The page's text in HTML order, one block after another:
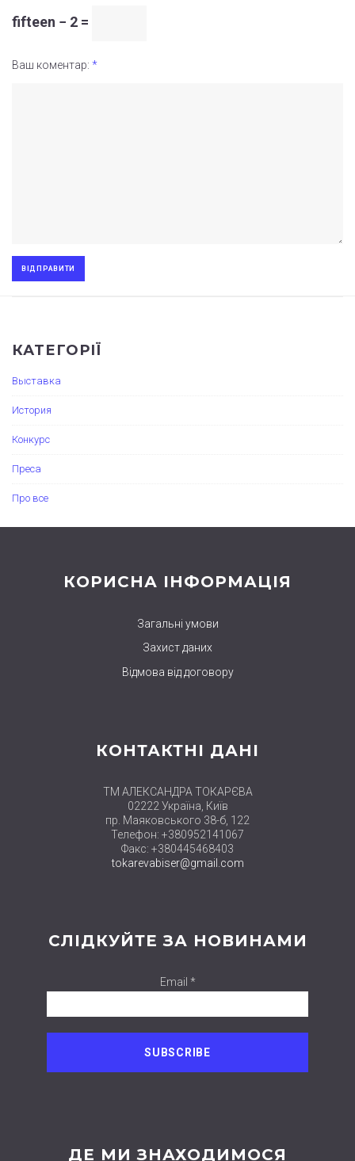
fifteen − 2 =
Ваш коментар: *
КАТЕГОРІЇ
Выставка
История
Конкурс
Преса
Про все
КОРИСНА ІНФОРМАЦІЯ
Загальні умови
Захист даних
Відмова від договору
КОНТАКТНІ ДАНІ
ТМ АЛЕКСАНДРА ТОКАРЄВА
02222 Україна, Київ
пр. Маяковського 38-б, 122
Телефон: +380952141067
Факс: +380445468403
tokarevabiser@gmail.com
СЛІДКУЙТЕ ЗА НОВИНАМИ
Email *
ДЕ МИ ЗНАХОДИМОСЯ